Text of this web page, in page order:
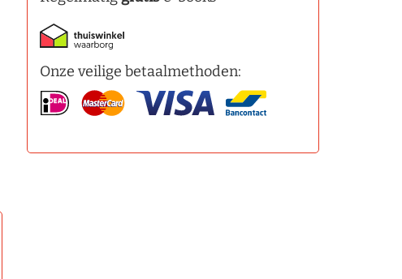
Onze veilige betaalmethoden: